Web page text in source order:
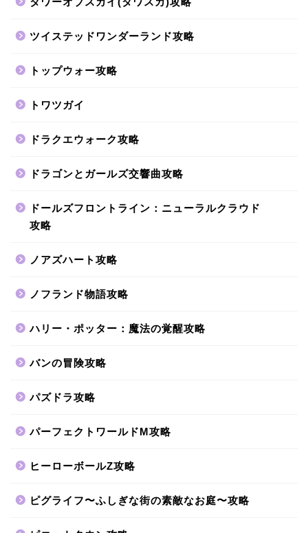
ツイステッドワンダーランド攻略
トップウォー攻略
トワツガイ
ドラクエウォーク攻略
ドラゴンとガールズ交響曲攻略
ドールズフロントライン：ニューラルクラウド
攻略
ノアズハート攻略
ノフランド物語攻略
ハリー・ポッター：魔法の覚醒攻略
バンの冒険攻略
パズドラ攻略
パーフェクトワールドM攻略
ヒーローボールZ攻略
ピグライフ〜ふしぎな街の素敵なお庭〜攻略